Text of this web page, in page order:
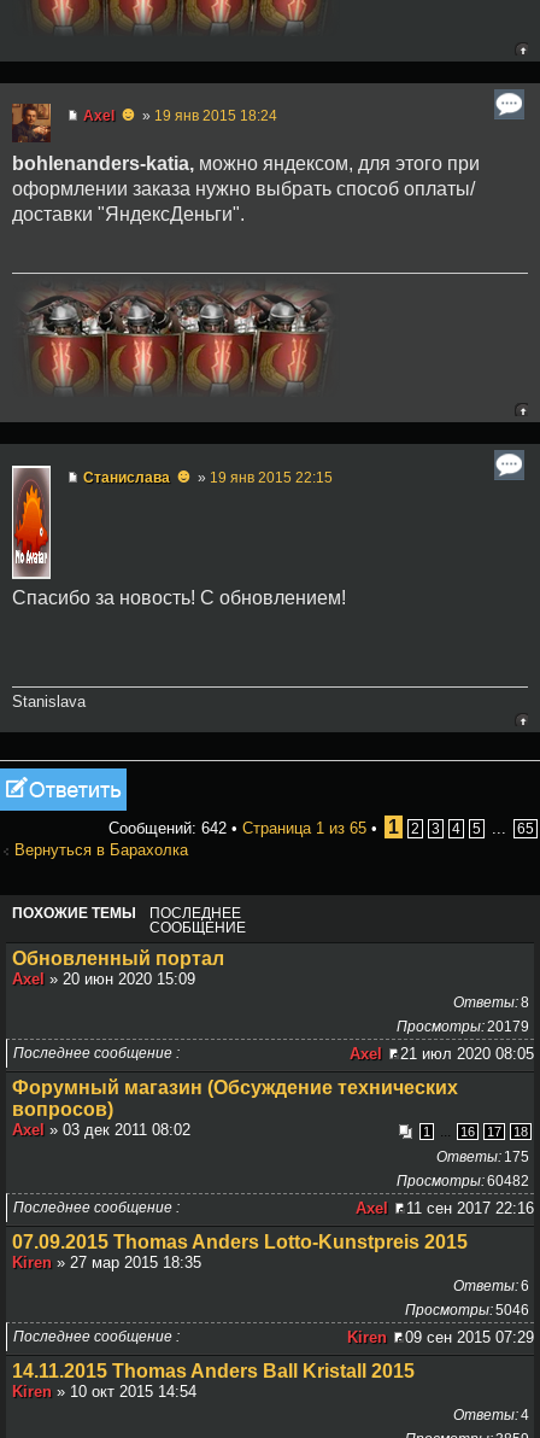
Axel
☻ » 19 янв 2015 18:24
bohlenanders-katia, можно яндексом, для этого при
оформлении заказа нужно выбрать способ оплаты/
доставки "ЯндексДеньги".
Станислава ☻ » 19 янв 2015 22:15
Спасибо за новость! С обновлением!
Stanislava
Ответить
Сообщений: 642 • Страница 1 из 65 • 1 2 3 4 5 65
Вернуться в Барахолка
ПОХОЖИЕ ТЕМЫ
ПОСЛЕДНЕЕ
СООБЩЕНИЕ
Обновленный портал
Axel » 20 июн 2020 15:09
8
Ответы
20179
Просмотры
Последнее сообщение
Axel 21 июл 2020 08:05
Форумный магазин (Обсуждение технических
вопросов)
1 16 17 18
Axel » 03 дек 2011 08:02
175
Ответы
60482
Просмотры
Последнее сообщение
Axel 11 сен 2017 22:16
07.09.2015 Thomas Anders Lotto-Kunstpreis 2015
Kiren » 27 мар 2015 18:35
6
Ответы
5046
Просмотры
Последнее сообщение
Kiren 09 сен 2015 07:29
14.11.2015 Thomas Anders Ball Kristall 2015
Kiren » 10 окт 2015 14:54
4
Ответы